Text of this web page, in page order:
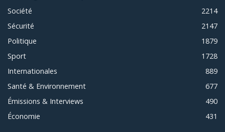
Société
2214
Sécurité
2147
Politique
1879
Sport
1728
Internationales
889
Santé & Environnement
677
Émissions & Interviews
490
Économie
431